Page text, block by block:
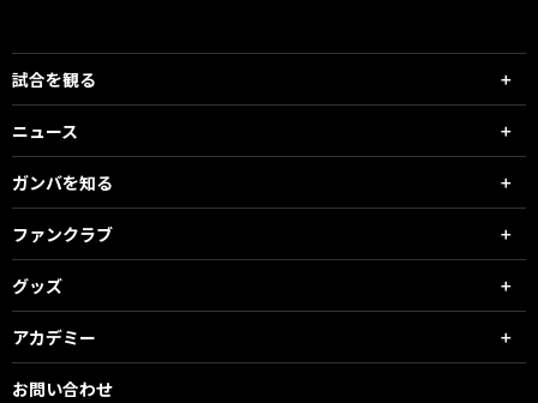
試合を観る
ニュース
ガンバを知る
ファンクラブ
グッズ
アカデミー
お問い合わせ